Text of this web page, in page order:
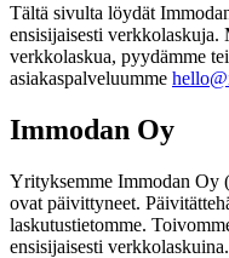
Tältä sivulta löydät
ensisijaisesti
verkkolaskua, pyydämme
asiakaspalveluumme
Immodan Oy
Yrityksemme Immodan Oy
ovat päivittyneet.
laskutustietomme.
ensisijaisesti verkkolaskuina.